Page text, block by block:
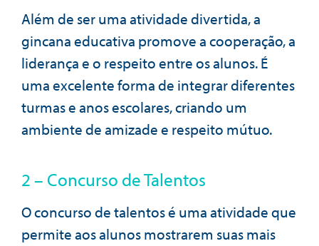
Além de ser uma atividade divertida, a
gincana educativa promove a cooperação, a
liderança e o respeito entre os alunos. É
uma excelente forma de integrar diferentes
turmas e anos escolares, criando um
ambiente de amizade e respeito mútuo.
2 – Concurso de Talentos
O concurso de talentos é uma atividade que
permite aos alunos mostrarem suas mais